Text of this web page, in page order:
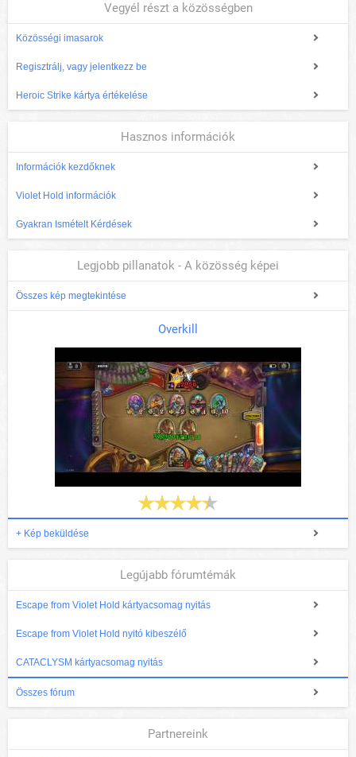
Vegyél részt a közösségben
Közösségi imasarok
Regisztrálj, vagy jelentkezz be
Heroic Strike kártya értékelése
Hasznos információk
Információk kezdőknek
Violet Hold információk
Gyakran Ismételt Kérdések
Legjobb pillanatok - A közösség képei
Összes kép megtekintése
Overkill
+ Kép beküldése
Legújabb fórumtémák
Escape from Violet Hold kártyacsomag nyitás
Escape from Violet Hold nyitó kibeszélő
CATACLYSM kártyacsomag nyitás
Összes fórum
Partnereink